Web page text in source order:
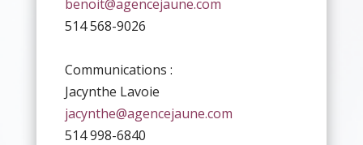
benoit@agencejaune.com
514 568-9026
Communications :
Jacynthe Lavoie
jacynthe@agencejaune.com
514 998-6840